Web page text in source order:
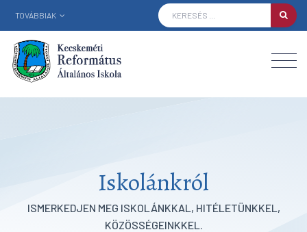
TOVÁBBIAK
Iskolánkról
ISMERKEDJEN MEG ISKOLÁNKKAL, HITÉLETÜNKKEL,
KÖZÖSSÉGEINKKEL.